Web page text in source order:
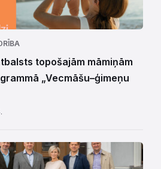
topošajām māmiņām
„Vecmāšu–ģimeņu